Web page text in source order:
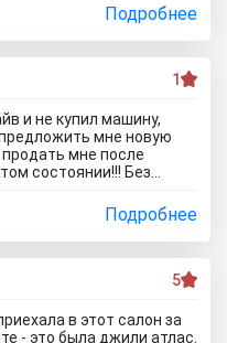
перекупщиков!
куча лишнего,
лохов принимают. Не
Летный 12
нормальных
время лучше не
Подробнее
1
и не купил машину,
мне новую
мне после
состоянии!!! Без
проблемные. Так
к официальному
верьте, а то как я
всего лишь про
почитать чтоб понять
Подробнее
5
в этот салон за
- это была джили атлас.